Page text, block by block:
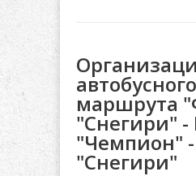
автобусного
маршрута
"Снегири" -
"Чемпион"
"Снегири"